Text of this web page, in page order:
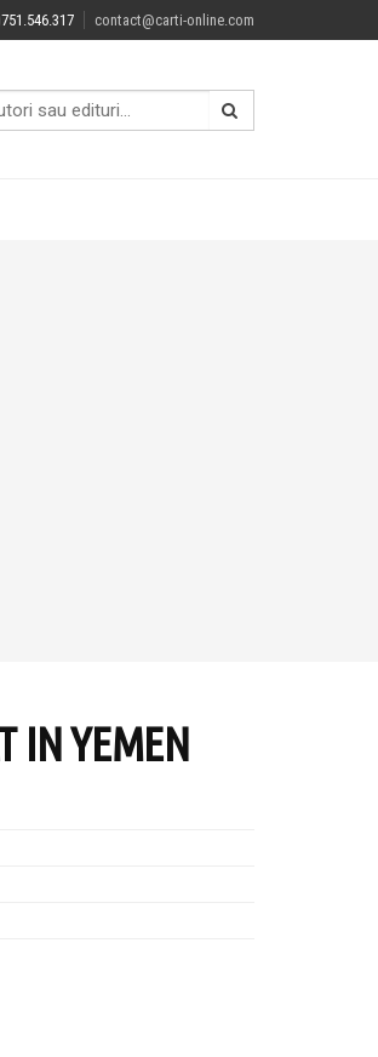
contact@carti-online.com
IN YEMEN